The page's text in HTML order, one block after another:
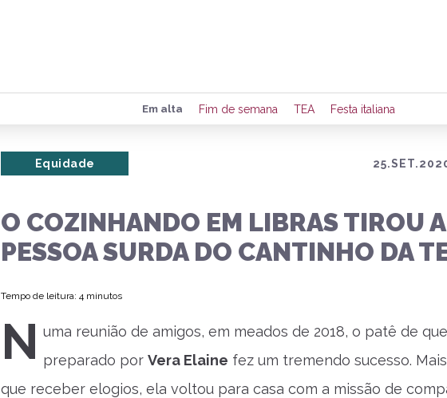
Preencha seus dados para
de eventos e notícias da
Em alta Fim de semana TEA Festa italiana
Equidade
O COZINHANDO EM LIBRAS TIROU A
PESSOA SURDA DO CANTINHO DA
Tempo de leitura: 4 minutos
N uma reunião de amigos, em meados de 2018, o patê de
preparado por Vera Elaine fez um tremendo sucesso.
que receber elogios, ela voltou para casa com a missão de